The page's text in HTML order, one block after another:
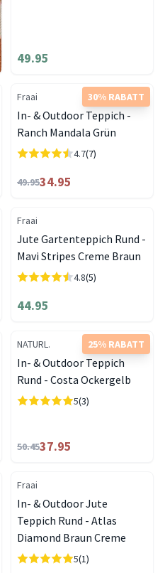
49.95
30% RABATT
Fraai
In- & Outdoor Teppich -
Ranch Mandala Grün
4.7(7)
49.9534.95
Fraai
Jute Gartenteppich Rund -
Mavi Stripes Creme Braun
4.8(5)
44.95
25% RABATT
NATURL.
In- & Outdoor Teppich
Rund - Costa Ockergelb
5(3)
50.4537.95
Fraai
In- & Outdoor Jute
Teppich Rund - Atlas
Diamond Braun Creme
5(1)